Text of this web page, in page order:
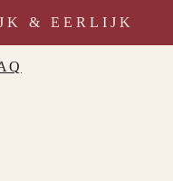
& EERLIJK